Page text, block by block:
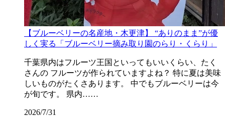
【ブルーベリーの名産地・木更津】 “ありのまま”が優
しく実る「ブルーベリー摘み取り園のらり・くらり」
千葉県内はフルーツ王国といってもいいくらい、たく
さんの フルーツが作られていますよね？ 特に夏は美味
しいものがたくさあります。 中でもブルーベリーは今
が旬です。 県内……
2026/7/31